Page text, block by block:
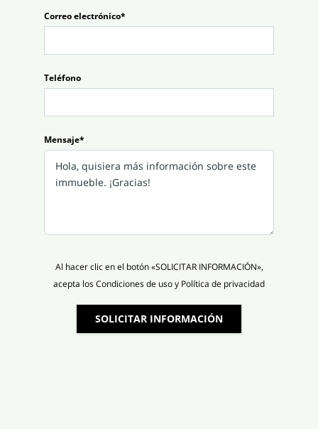
Correo electrónico*
Teléfono
Mensaje*
Al hacer clic en el botón «SOLICITAR INFORMACIÓN»,
acepta los Condiciones de uso y Política de privacidad
SOLICITAR INFORMACIÓN